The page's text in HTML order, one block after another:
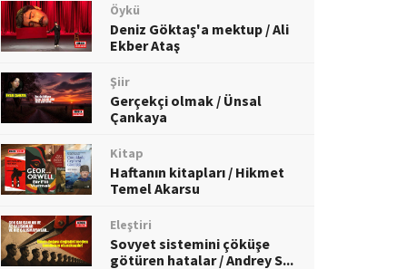
Öykü
Deniz Göktaş'a mektup / Ali
Ekber Ataş
Şiir
Gerçekçi olmak / Ünsal
Çankaya
Kitap
Haftanın kitapları / Hikmet
Temel Akarsu
Eleştiri
Sovyet sistemini çöküşe
götüren hatalar / Andrey S...